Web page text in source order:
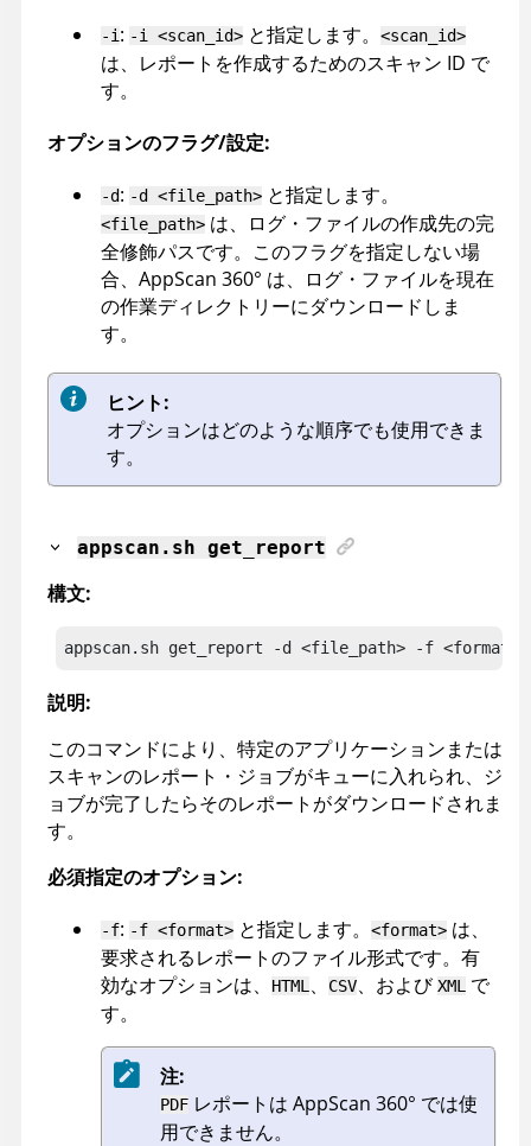
-i : -i <scan_id> と指定します。 <scan_id>
は、レポートを作成するためのスキャン ID で
す。
オプションのフラグ/設定:
-d: -d <file_path> と指定します。
<file_path> は、ログ・ファイルの作成先の完
全修飾パスです。このフラグを指定しない場
合、 AppScan 360° は、ログ・ファイルを現在
の作業ディレクトリーにダウンロードしま
す。
ヒント:
オプションはどのような順序でも使用できま
す。
appscan .sh get_report
構文:
appscan.sh get_report -d <file_path> -f
説明:
このコマンドにより、特定のアプリケーションまたは
スキャンのレポート・ジョブがキューに入れられ、ジ
ョブが完了したらそのレポートがダウンロードされま
す。
必須指定のオプション:
-f: -f <format> と指定します。 <format> は、
要求されるレポートのファイル形式です。有
効なオプションは、
HTML 、 CSV、およびXML
で
す。
注:
PDF レポートは AppScan 360° では使
用できません。